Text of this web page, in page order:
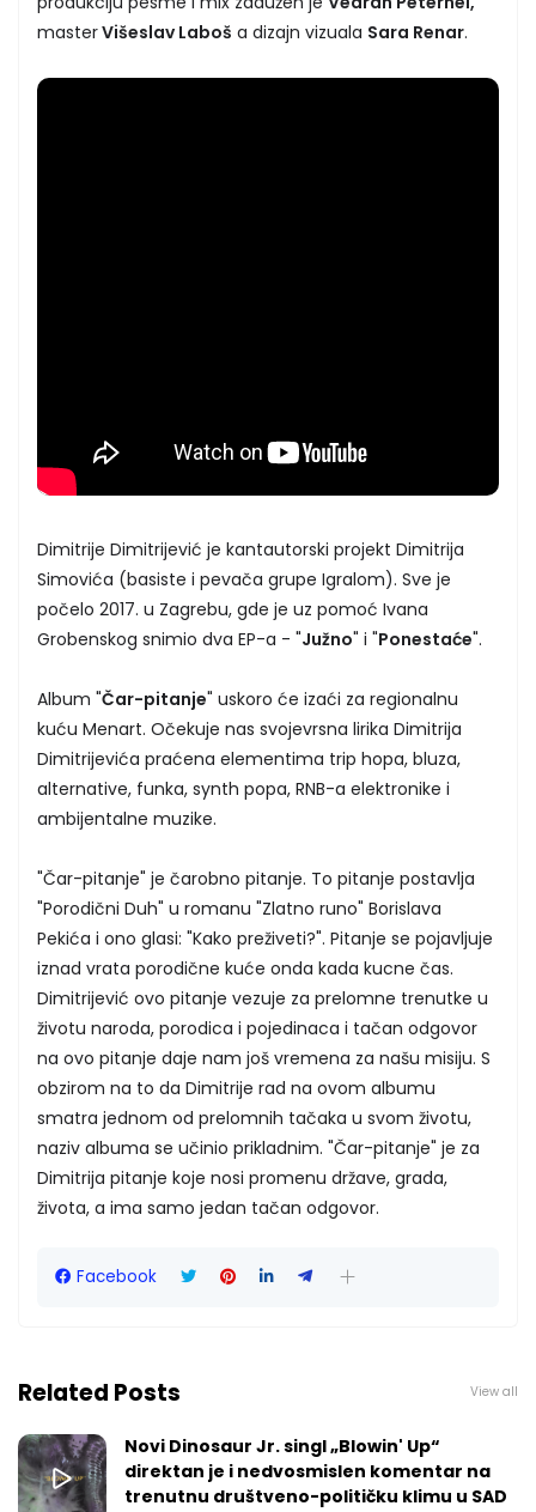
masterVišeslav Laboš a dizajn vizuala Sara Renar.
Dimitrije Dimitrijević je kantautorski projekt Dimitrija
Simovića (basiste i pevača grupe Igralom). Sve je
počelo 2017. u Zagrebu, gde je uz pomoć Ivana
Grobenskog snimio dva EP-a - "Južno" i "Ponestaće".
Album "Čar-pitanje" uskoro će izaći za regionalnu
kuću Menart. Očekuje nas svojevrsna lirika Dimitrija
Dimitrijevića praćena elementima trip hopa, bluza,
alternative, funka, synth popa, RNB-a elektronike i
ambijentalne muzike.
"Čar-pitanje" je čarobno pitanje. To pitanje postavlja
"Porodični Duh" u romanu "Zlatno runo" Borislava
Pekića i ono glasi: "Kako preživeti?". Pitanje se pojavljuje
iznad vrata porodične kuće onda kada kucne čas.
Dimitrijević ovo pitanje vezuje za prelomne trenutke u
životu naroda, porodica i pojedinaca i tačan odgovor
na ovo pitanje daje nam još vremena za našu misiju. S
obzirom na to da Dimitrije rad na ovom albumu
smatra jednom od prelomnih tačaka u svom životu,
naziv albuma se učinio prikladnim. "Čar-pitanje" je za
Dimitrija pitanje koje nosi promenu države, grada,
života, a ima samo jedan tačan odgovor.
Facebook
Related Posts View all
Novi Dinosaur Jr. singl „Blowin' Up“
direktan je i nedvosmislen komentar na
trenutnu društveno-političku klimu u SAD